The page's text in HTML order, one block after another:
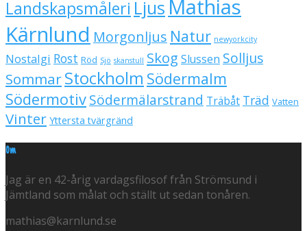
Landskapsmåleri Ljus Mathias
Kärnlund Morgonljus Natur newyorkcity
Nostalgi Rost Röd Sjö skanstull Skog Slussen Solljus
SommarStockholm Södermalm
SödermotivSödermälarstrand Träbåt Träd Vatten
Vinter Yttersta tvärgränd
Om
Jag är en 42-årig vardagsfilosof från Strömsund i
Jämtland som målat och ställt ut sedan tonåren.
mathias@karnlund.se